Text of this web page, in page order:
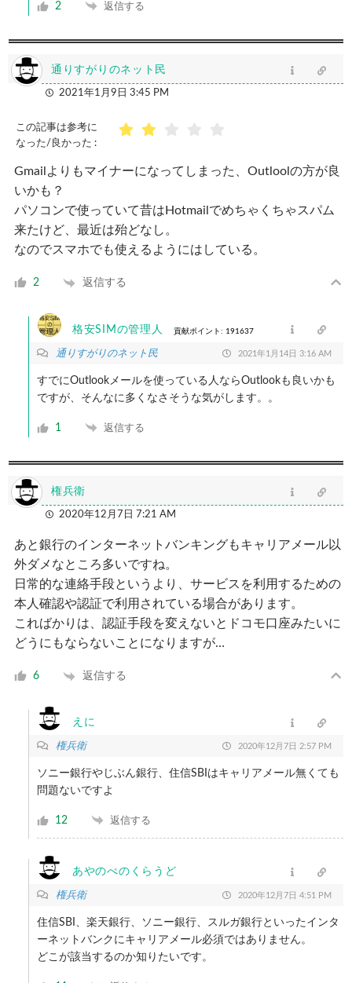
2 返信する
通りすがりのネット民
2021年1月9日 3:45 PM
この記事は参考に
なった/良かった :
Gmailよりもマイナーになってしまった、Outloolの方が良
いかも？
パソコンで使っていて昔はHotmailでめちゃくちゃスパム
来たけど、最近は殆どなし。
なのでスマホでも使えるようにはしている。
2 返信する
格安SIMの管理人 貢献ポイント: 191637
通りすがりのネット民 2021年1月14日 3:16 AM
すでにOutlookメールを使っている人ならOutlookも良いかも
ですが、そんなに多くなさそうな気がします。。
1 返信する
権兵衛
2020年12月7日 7:21 AM
あと銀行のインターネットバンキングもキャリアメール以
外ダメなところ多いですね。
日常的な連絡手段というより、サービスを利用するための
本人確認や認証で利用されている場合があります。
こればかりは、認証手段を変えないとドコモ口座みたいに
どうにもならないことになりますが…
6 返信する
えに
権兵衛 2020年12月7日 2:57 PM
ソニー銀行やじぶん銀行、住信SBIはキャリアメール無くても
問題ないですよ
12 返信する
あやのべのくらうど
権兵衛 2020年12月7日 4:51 PM
住信SBI、楽天銀行、ソニー銀行、スルガ銀行といったインタ
ーネットバンクにキャリアメール必須ではありません。
どこが該当するのか知りたいです。